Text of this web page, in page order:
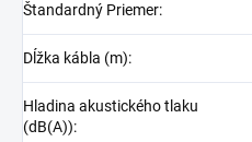
Štandardný Priemer:
Dĺžka kábla (m):
Hladina akustického tlaku
(dB(A)):